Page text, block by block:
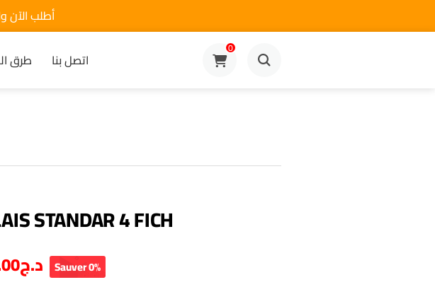
أطلب الآن
طرق اتصل بنا
0
STANDAR 4 FICH
د.ج Sauver 0%